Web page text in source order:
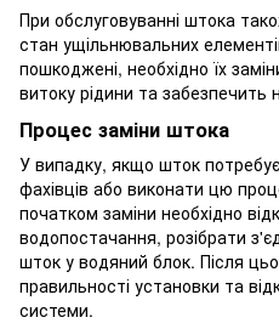
При обслуговуванні штока
стан ущільнювальних
пошкоджені, необхідно їх
витоку рідини та
Процес заміни штока
У випадку, якщо шток
фахівців або виконати цю
початком заміни необхідно
водопостачання, розібрати
шток у водяний блок. Після
правильності установки та
системи.